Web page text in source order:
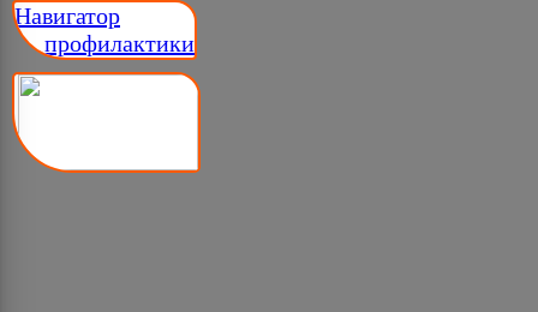
Навигатор
__ профилактики